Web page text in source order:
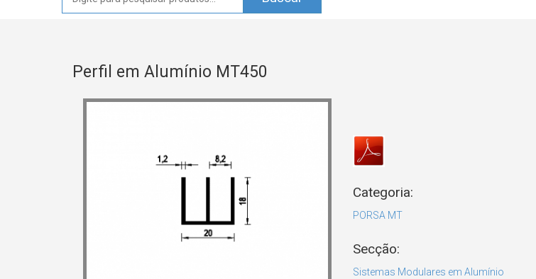
Perfil em Alumínio MT450
Categoria:
PORSA MT
Secção:
Sistemas Modulares em Alumínio